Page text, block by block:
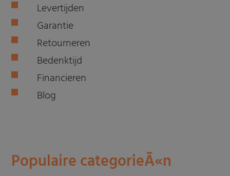
Levertijden
Garantie
Retourneren
Bedenktijd
Financieren
Blog
Populaire categorieÃ«n